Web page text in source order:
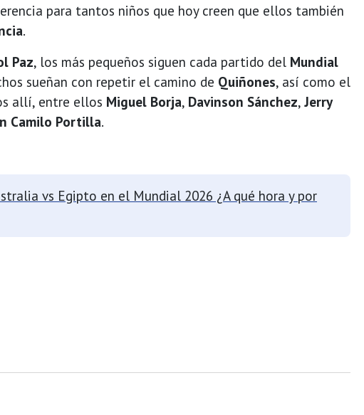
para tantos niños que hoy creen que ellos también
.
Paz, los más pequeños siguen cada partido del Mundial
sueñan con repetir el camino de Quiñones, así como el
allí, entre ellos Miguel Borja, Davinson Sánchez, Jerry
Camilo Portilla.
vs Egipto en el Mundial 2026 ¿A qué hora y por